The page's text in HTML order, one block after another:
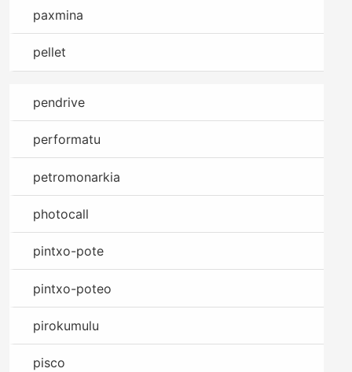
paxmina
pellet
pendrive
performatu
petromonarkia
photocall
pintxo-pote
pintxo-poteo
pirokumulu
pisco